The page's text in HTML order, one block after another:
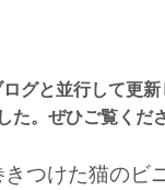
グと並行して更新
た。ぜひご覧くだ
つけた猫のビ